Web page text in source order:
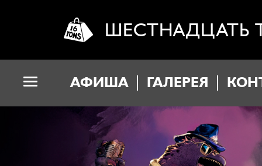
ШЕСТНАДЦАТЬ
АФИША ГАЛЕРЕЯ